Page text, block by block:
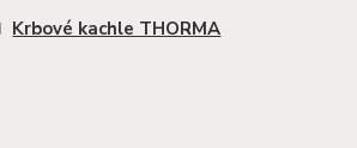
Krbové kachle THORMA